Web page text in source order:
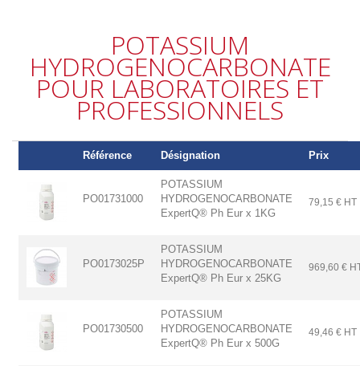
POTASSIUM
HYDROGENOCARBONATE
POUR LABORATOIRES ET
PROFESSIONNELS
Référence Désignation Prix
PO01731000
POTASSIUM
HYDROGENOCARBONATE
ExpertQ® Ph Eur x 1KG
79,15 € HT
PO0173025P
POTASSIUM
HYDROGENOCARBONATE
ExpertQ® Ph Eur x 25KG
969,60 €
PO01730500
POTASSIUM
HYDROGENOCARBONATE
ExpertQ® Ph Eur x 500G
49,46 € HT